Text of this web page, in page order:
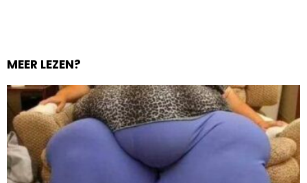
MEER LEZEN?